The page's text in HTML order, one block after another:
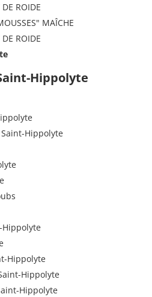
ROIDE
MAÎCHE
ROIDE
Hippolyte
Hippolyte
Hippolyte
Hippolyte
Hippolyte
Hippolyte